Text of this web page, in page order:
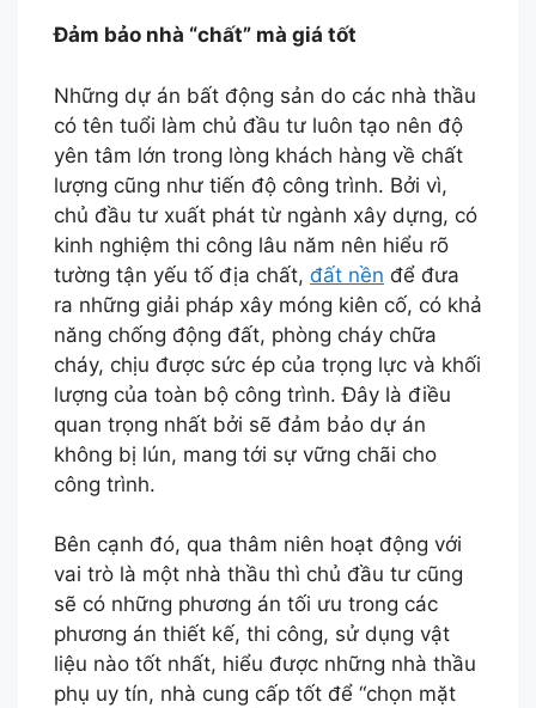
Đảm bảo nhà “chất” mà giá tốt
Những dự án bất động sản do các nhà thầu
có tên tuổi làm chủ đầu tư luôn tạo nên độ
yên tâm lớn trong lòng khách hàng về chất
lượng cũng như tiến độ công trình. Bởi vì,
chủ đầu tư xuất phát từ ngành xây dựng, có
kinh nghiệm thi công lâu năm nên hiểu rõ
tường tận yếu tố địa chất, đất nền để đưa
ra những giải pháp xây móng kiên cố, có khả
năng chống động đất, phòng cháy chữa
cháy, chịu được sức ép của trọng lực và khối
lượng của toàn bộ công trình. Đây là điều
quan trọng nhất bởi sẽ đảm bảo dự án
không bị lún, mang tới sự vững chãi cho
công trình.
Bên cạnh đó, qua thâm niên hoạt động với
vai trò là một nhà thầu thì chủ đầu tư cũng
sẽ có những phương án tối ưu trong các
phương án thiết kế, thi công, sử dụng vật
liệu nào tốt nhất, hiểu được những nhà thầu
phụ uy tín, nhà cung cấp tốt để “chọn mặt